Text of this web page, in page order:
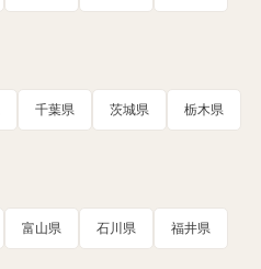
千葉県 茨城県 栃木県
富山県 石川県 福井県